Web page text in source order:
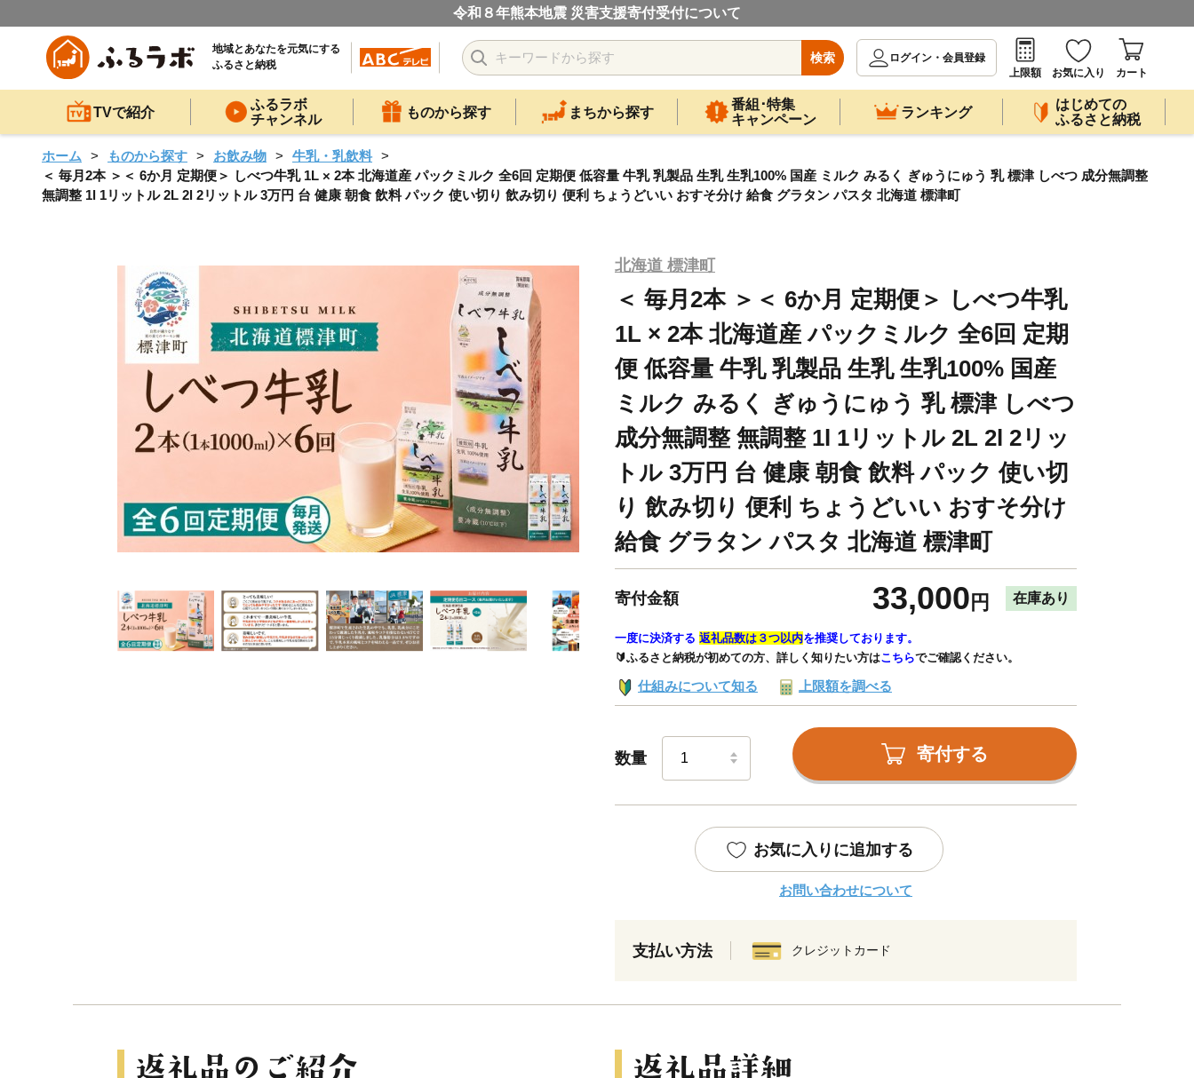
令和８年熊本地震 災害支援寄付受付について
地域とあなたを元気にする
ふるさと納税
検索
ログイン・会員登録
上限額
お気に入り カート
TVで紹介
ふるラボ
チャンネル
ものから探す まちから探す
番組･特集
キャンペーン
ランキング
はじめての
ふるさと納税
ホーム ものから探す お飲み物
牛乳・乳飲料
＜ 毎月2本 ＞＜ 6か月 定期便＞ しべつ牛乳 1L × 2本 北海道産 パックミルク 全6回 定期便 低容量 牛乳 乳製品 生乳 生乳100% 国産 ミルク みるく ぎゅうにゅう 乳 標津 しべつ 成分無調整
無調整 1l 1リットル 2L 2l 2リットル 3万円 台 健康 朝食 飲料 パック 使い切り 飲み切り 便利 ちょうどいい おすそ分け 給食 グラタン パスタ 北海道 標津町
北海道 標津町
＜ 毎月2本 ＞＜ 6か月 定期便＞ しべつ牛乳
1L × 2本 北海道産 パックミルク 全6回 定期
便 低容量 牛乳 乳製品 生乳 生乳100% 国産
ミルク みるく ぎゅうにゅう 乳 標津 しべつ
成分無調整 無調整 1l 1リットル 2L 2l 2リッ
トル 3万円 台 健康 朝食 飲料 パック 使い切
り 飲み切り 便利 ちょうどいい おすそ分け
給食 グラタン パスタ 北海道 標津町
寄付金額 33,000 円 在庫あり
一度に決済する 返礼品数は３つ以内を推奨しております。
🔰ふるさと納税が初めての方、詳しく知りたい方はこちらでご確認ください。
仕組みについて知る 上限額を調べる
数量 寄付する
お気に入りに追加する
お問い合わせについて
支払い方法 クレジットカード